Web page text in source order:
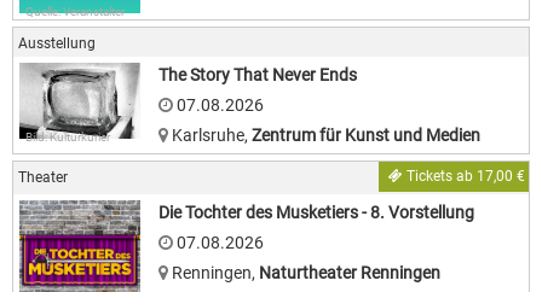
Quelle: Veranstalter
Ausstellung
Bild: Kulturkurier
The Story That Never Ends
07.08.2026
Karlsruhe, Zentrum für Kunst und Medien
Theater Tickets ab 17,00 €
Die Tochter des Musketiers - 8. Vorstellung
07.08.2026
Renningen, Naturtheater Renningen